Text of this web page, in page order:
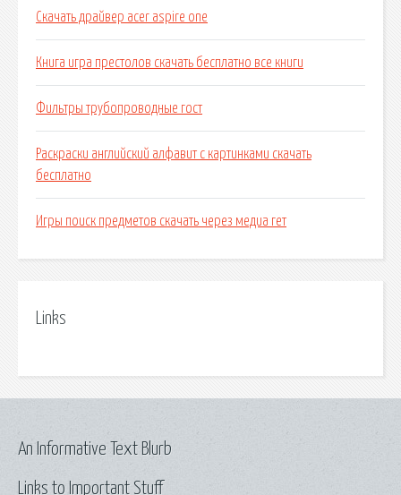
Скачать драйвер acer aspire one
Книга игра престолов скачать бесплатно все книги
Фильтры трубопроводные гост
Раскраски английский алфавит с картинками скачать
бесплатно
Игры поиск предметов скачать через медиа гет
Links
Links to Important Stuff
An Informative Text Blurb